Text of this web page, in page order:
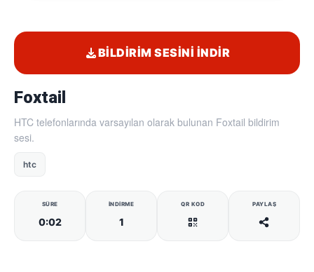
Foxtail
HTC telefonlarında varsayılan olarak bulunan Foxtail bildirim
sesi.
htc
SÜRE
0:02
İNDIRME
1
QR KOD PAYLAŞ
BILDIRIM SESINI İNDIR